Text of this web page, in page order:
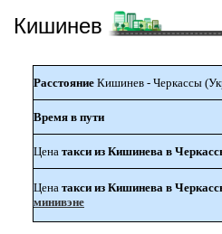
Кишинев
Расстояние Кишинев - Черкассы
Время в пути
Цена такси из Кишинева в
Цена такси из Кишинева в
минивэне